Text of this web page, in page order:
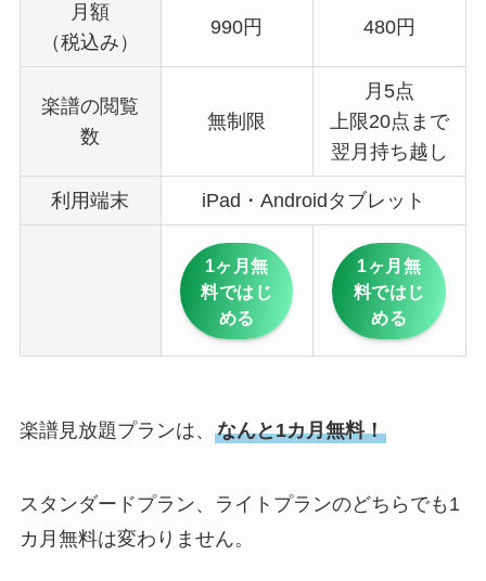
月額
（税込み）
990円 480円
楽譜の閲覧
数
無制限
月5点
上限20点まで
翌月持ち越し
利用端末 iPad・Androidタブレット
1ヶ月無
料ではじ
める
1ヶ月無
料ではじ
める
楽譜見放題プランは、 なんと1カ月無料！
スタンダードプラン、ライトプランのどちらでも1
カ月無料は変わりません。